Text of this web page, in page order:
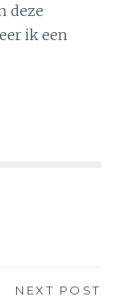
deze
ik een
NEXT POST